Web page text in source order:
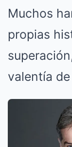
Muchos
propias
valentía